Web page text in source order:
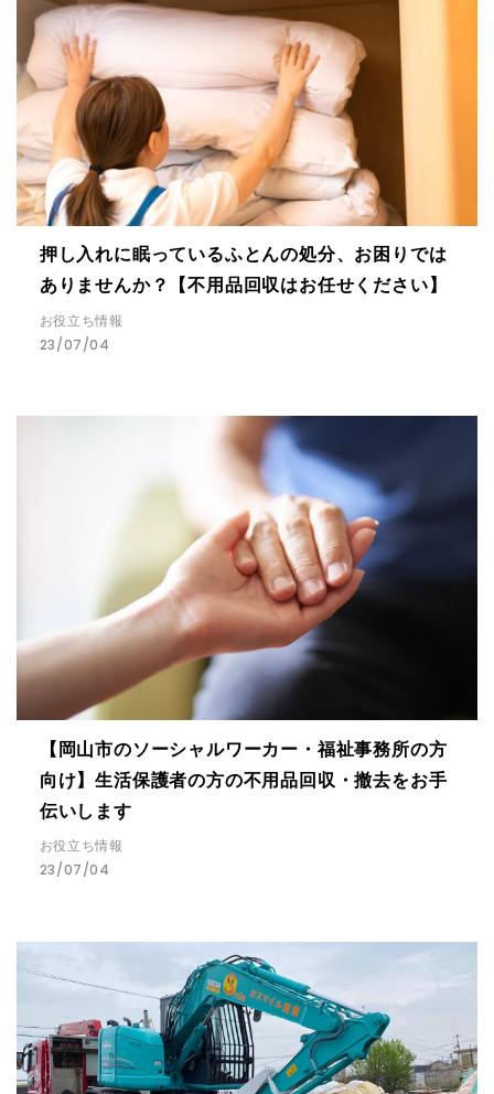
押し入れに眠っているふとんの処分、お困りでは
ありませんか？【不用品回収はお任せください】
お役立ち情報
23/07/04
【岡山市のソーシャルワーカー・福祉事務所の方
向け】生活保護者の方の不用品回収・撤去をお手
伝いします
お役立ち情報
23/07/04